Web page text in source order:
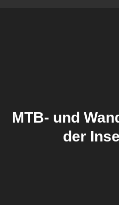
MTB- und
der